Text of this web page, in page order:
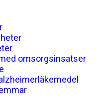
omsorgsinsatser